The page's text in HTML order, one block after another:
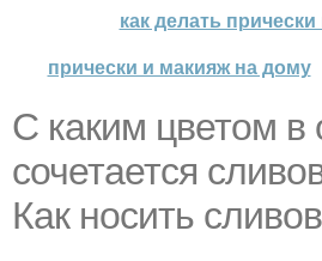
как делать
прически и макияж на дому
С каким цветом в
сочетается
Как носить